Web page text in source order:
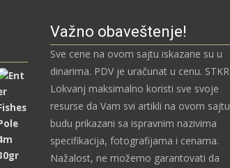
Važno obaveštenje!
Sve cene na ovom sajtu iskazane su u
dinarima. PDV je uračunat u cenu. STKR
Lokvanj maksimalno koristi sve svoje
resurse da Vam svi artikli na ovom sajtu
budu prikazani sa ispravnim nazivima
specifikacija, fotografijama i cenama.
Nažalost, ne možemo garantovati da